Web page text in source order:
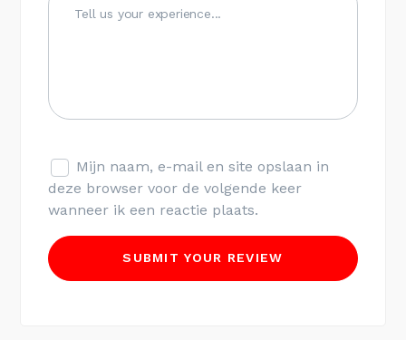
Mijn naam, e-mail en site opslaan in
deze browser voor de volgende keer
wanneer ik een reactie plaats.